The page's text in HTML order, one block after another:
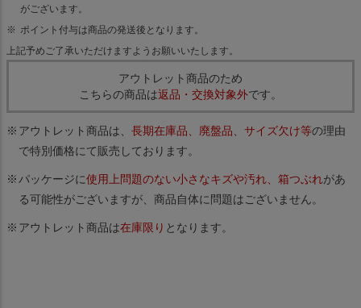
がございます。
ポイント付与は商品の発送後となります。
上記予めご了承いただけますようお願いいたします。
アウトレット商品のため
こちらの商品は返品・交換対象外です。
アウトレット商品は、 長期在庫品、廃盤品、サイズ欠け等の理由
で特別価格にて販売しております。
パッケージに使用上問題のない小さなキズや汚れ、箱つぶれがあ
る可能性がございますが、商品自体に問題はございません。
アウトレット商品は在庫限り となります。